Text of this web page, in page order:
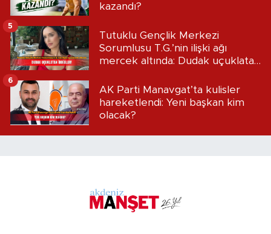
kazandı?
Tutuklu Gençlik Merkezi
Sorumlusu T.G.’nin ilişki ağı
mercek altında: Dudak uçuklatan
5
AK Parti Manavgat’ta kulisler
hareketlendi: Yeni başkan kim
olacak?
6